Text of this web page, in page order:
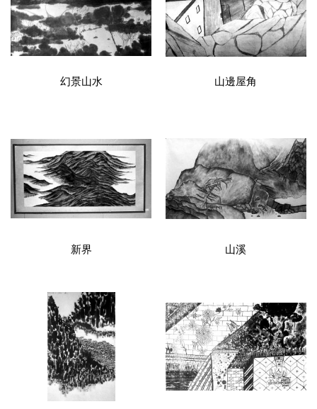
幻景山水 山邊屋角
新界 山溪